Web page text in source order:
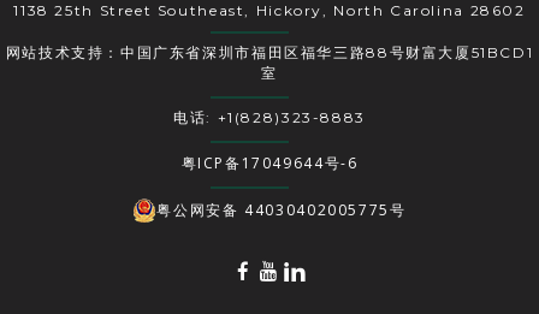
1138 25th Street Southeast, Hickory, North Carolina 28602
网站技术支持：中国广东省深圳市福田区福华三路88号财富大厦51BCD1
室
电话: +1(828)323-8883
粤ICP备17049644号-6
粤公网安备 44030402005775号